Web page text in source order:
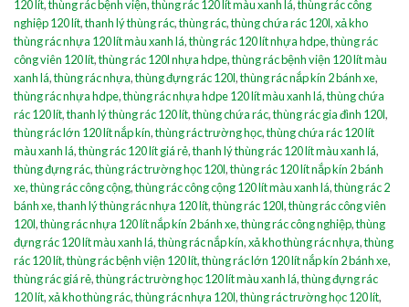
120 lít,thùng rác bệnh viện,thùng rác 120 lít màu xanh lá,thùng rác công
nghiệp 120 lít,thanh lý thùng rác,thùng rác,thùng chứa rác 120l,xả kho
thùng rác nhựa 120 lít màu xanh lá,thùng rác 120 lít nhựa hdpe,thùng rác
công viên 120 lít,thùng rác 120l nhựa hdpe,thùng rác bệnh viện 120 lít màu
xanh lá,thùng rác nhựa,thùng đựng rác 120l,thùng rác nắp kín 2 bánh xe,
thùng rác nhựa hdpe,thùng rác nhựa hdpe 120 lít màu xanh lá,thùng chứa
rác 120 lít,thanh lý thùng rác 120 lít,thùng chứa rác,thùng rác gia đình 120l,
thùng rác lớn 120 lít nắp kín,thùng rác trường học,thùng chứa rác 120 lít
màu xanh lá,thùng rác 120 lít giá rẻ,thanh lý thùng rác 120 lít màu xanh lá,
thùng đựng rác,thùng rác trường học 120l,thùng rác 120 lít nắp kín 2 bánh
xe,thùng rác công cộng,thùng rác công cộng 120 lít màu xanh lá,thùng rác 2
bánh xe,thanh lý thùng rác nhựa 120 lít,thùng rác 120l,thùng rác công viên
120l,thùng rác nhựa 120 lít nắp kín 2 bánh xe,thùng rác công nghiệp,thùng
đựng rác 120 lít màu xanh lá,thùng rác nắp kín,xả kho thùng rác nhựa,thùng
rác 120 lít,thùng rác bệnh viện 120 lít,thùng rác lớn 120 lít nắp kín 2 bánh xe,
thùng rác giá rẻ,thùng rác trường học 120 lít màu xanh lá,thùng đựng rác
120 lít,xả kho thùng rác,thùng rác nhựa 120l,thùng rác trường học 120 lít,